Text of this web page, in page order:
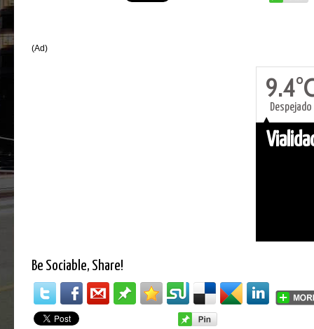
(Ad)
Despejado
Be Sociable, Share!